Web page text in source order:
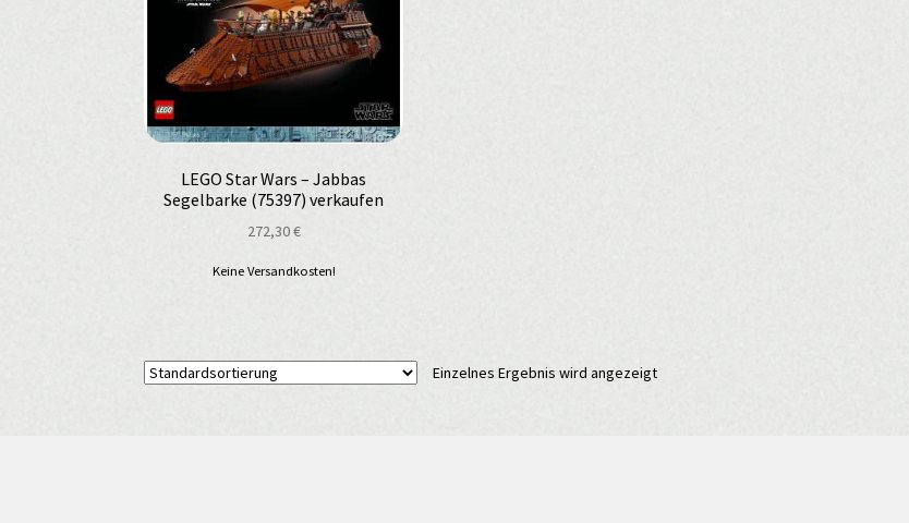
LEGO Star Wars – Jabbas
Segelbarke (75397) verkaufen
272,30€
Keine Versandkosten!
Einzelnes Ergebnis wird angezeigt